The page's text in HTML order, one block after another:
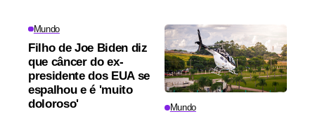
Mundo
Filho de Joe Biden diz
que câncer do ex-
presidente dos EUA se
espalhou e é 'muito
doloroso'
Mundo